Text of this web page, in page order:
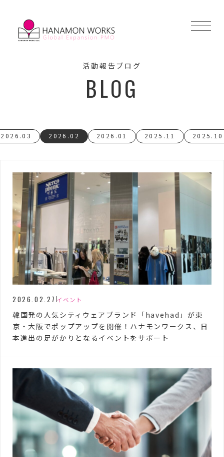
活動報告ブログ
BLOG
2026.03 2026.02 2026.01 2025.11 2025.10
2026.02.27 イベント
韓国発の人気シティウェアブランド「havehad」が東
京・大阪でポップアップを開催！ハナモンワークス、日
本進出の足がかりとなるイベントをサポート